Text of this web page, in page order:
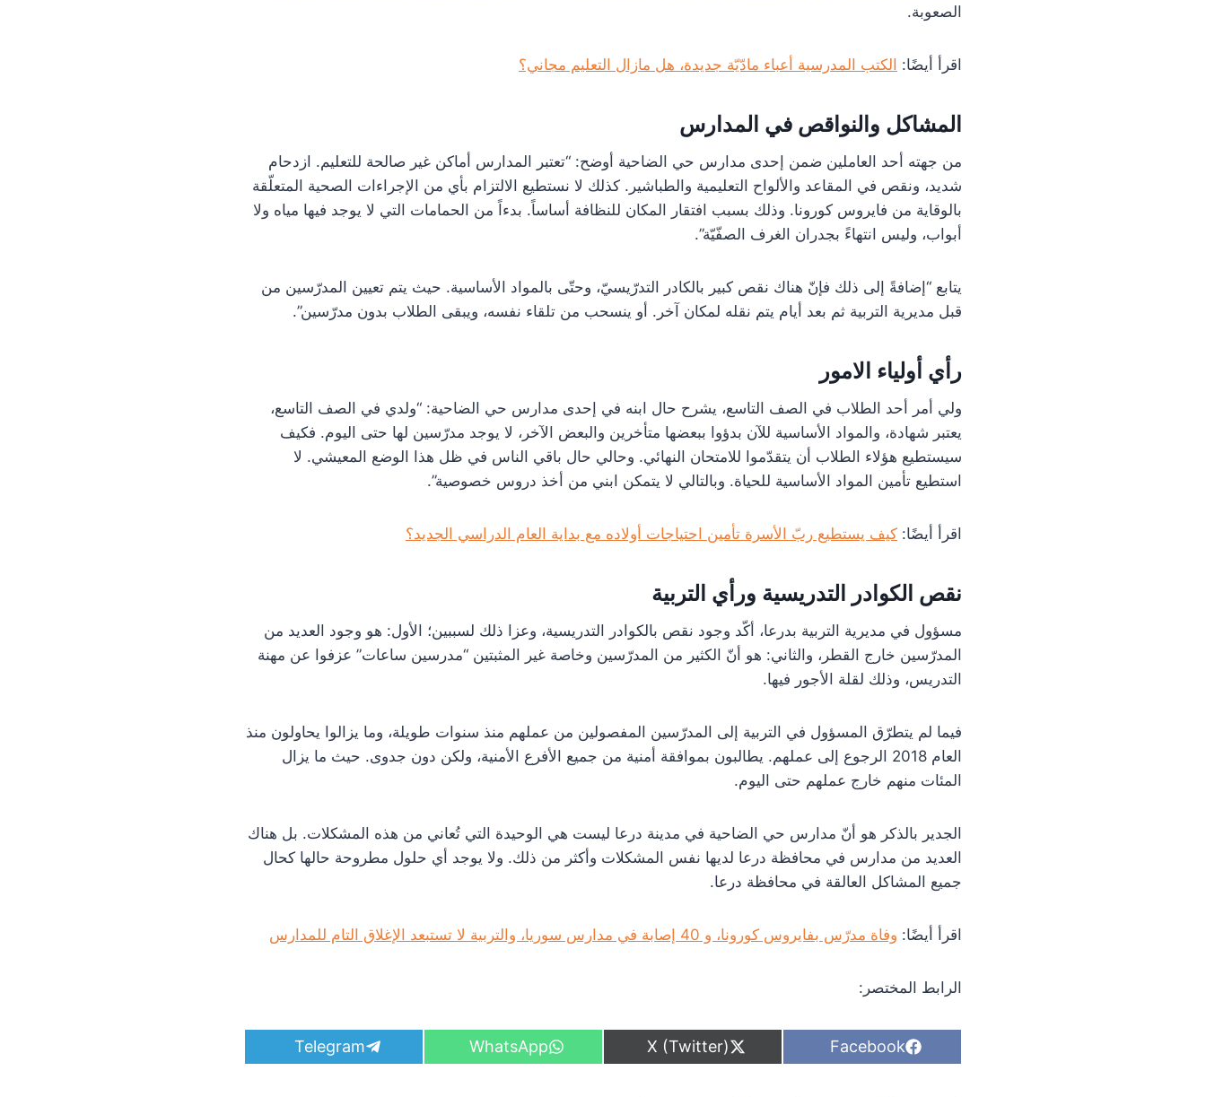
الصعوبة.
اقرأ أيضًا: الكتب المدرسية أعباء مادّيّة جديدة، هل مازال التعليم مجاني؟
المشاكل والنواقص في المدارس
من جهته أحد العاملين ضمن إحدى مدارس حي الضاحية أوضح: “تعتبر المدارس أماكن غير صالحة للتعليم. ازدحام
شديد، ونقص في المقاعد والألواح التعليمية والطباشير. كذلك لا نستطيع الالتزام بأي من الإجراءات الصحية المتعلّقة
بالوقاية من فايروس كورونا. وذلك بسبب افتقار المكان للنظافة أساساً. بدءاً من الحمامات التي لا يوجد فيها مياه ولا
أبواب، وليس انتهاءً بجدران الغرف الصفّيّة”.
يتابع “إضافةً إلى ذلك فإنّ هناك نقص كبير بالكادر التدرّيسيّ، وحتّى بالمواد الأساسية. حيث يتم تعيين المدرّسين من
قبل مديرية التربية ثم بعد أيام يتم نقله لمكان آخر. أو ينسحب من تلقاء نفسه، ويبقى الطلاب بدون مدرّسين”.
رأي أولياء الامور
ولي أمر أحد الطلاب في الصف التاسع، يشرح حال ابنه في إحدى مدارس حي الضاحية: “ولدي في الصف التاسع،
يعتبر شهادة، والمواد الأساسية للآن بدؤوا ببعضها متأخرين والبعض الآخر، لا يوجد مدرّسين لها حتى اليوم. فكيف
سيستطيع هؤلاء الطلاب أن يتقدّموا للامتحان النهائي. وحالي حال باقي الناس في ظل هذا الوضع المعيشي. لا
استطيع تأمين المواد الأساسية للحياة. وبالتالي لا يتمكن ابني من أخذ دروس خصوصية”.
اقرأ أيضًا: كيف يستطيع ربّ الأسرة تأمين احتياجات أولاده مع بداية العام الدراسي الجديد؟
نقص الكوادر التدريسية ورأي التربية
مسؤول في مديرية التربية بدرعا، أكّد وجود نقص بالكوادر التدريسية، وعزا ذلك لسببين؛ الأول: هو وجود العديد من
المدرّسين خارج القطر، والثاني: هو أنّ الكثير من المدرّسين وخاصة غير المثبتين “مدرسين ساعات” عزفوا عن مهنة
التدريس، وذلك لقلة الأجور فيها.
فيما لم يتطرّق المسؤول في التربية إلى المدرّسين المفصولين من عملهم منذ سنوات طويلة، وما يزالوا يحاولون منذ
العام 2018 الرجوع إلى عملهم. يطالبون بموافقة أمنية من جميع الأفرع الأمنية، ولكن دون جدوى. حيث ما يزال
المئات منهم خارج عملهم حتى اليوم.
الجدير بالذكر هو أنّ مدارس حي الضاحية في مدينة درعا ليست هي الوحيدة التي تُعاني من هذه المشكلات. بل هناك
العديد من مدارس في محافظة درعا لديها نفس المشكلات وأكثر من ذلك. ولا يوجد أي حلول مطروحة حالها كحال
جميع المشاكل العالقة في محافظة درعا.
اقرأ أيضًا: وفاة مدرّس بفايروس كورونا، و 40 إصابة في مدارس سوريا، والتربية لا تستبعد الإغلاق التام للمدارس
الرابط المختصر:
S
h
Facebook
S
h
X (Twitter)
S
h
WhatsApp
S
h
Telegram